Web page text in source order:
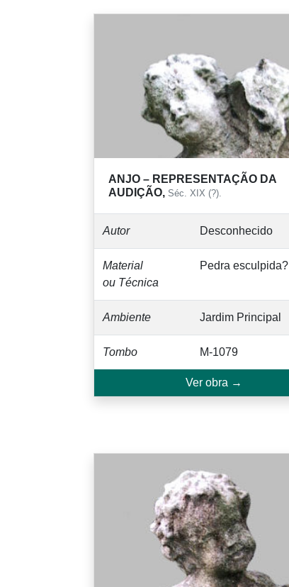
ANJO – REPRESENTAÇÃO DA
AUDIÇÃO, Séc. XIX (?).
Autor Desconhecido
Material
ou Técnica
Pedra esculpida?
Ambiente Jardim Principal
Tombo M-1079
Ver obra →